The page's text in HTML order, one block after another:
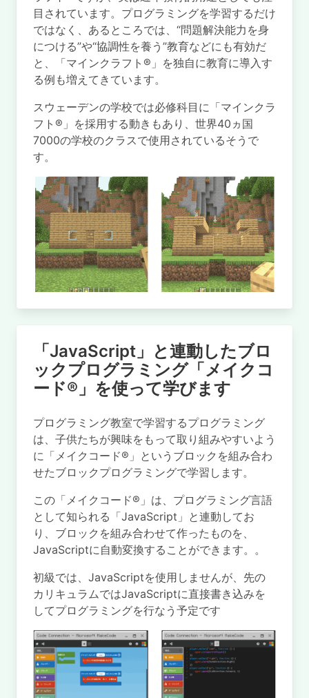
目されています。プログラミングを学習するだけ
ではなく、あるところでは、“問題解決能力を身
につける”や“協調性を養う”教育などにも有効だ
と、「マインクラフト®」を独自に教育に導入す
る例も増えてきています。
スウェーデンの学校では必修科目に「マインクラ
フト®」を採用する動きもあり、世界40ヵ国
7000の学校のクラスで使用されているそうで
す。
「JavaScript」と連動したブロ
ックプログラミング「メイクコ
ード®」を使って学びます
プログラミング教室で学習するプログラミング
は、子供たちが興味をもって取り組みやすいよう
に「メイクコード®」というブロックを組み合わ
せたブロックプログラミングで学習します。
この「メイクコード®」は、プログラミング言語
として知られる「JavaScript」と連動してお
り、ブロックを組み合わせて作ったものを、
JavaScriptに自動変換することができます。。
初級では、JavaScriptを使用しませんが、先の
カリキュラムではJavaScriptに直接書き込みを
してプログラミングを行なう予定です